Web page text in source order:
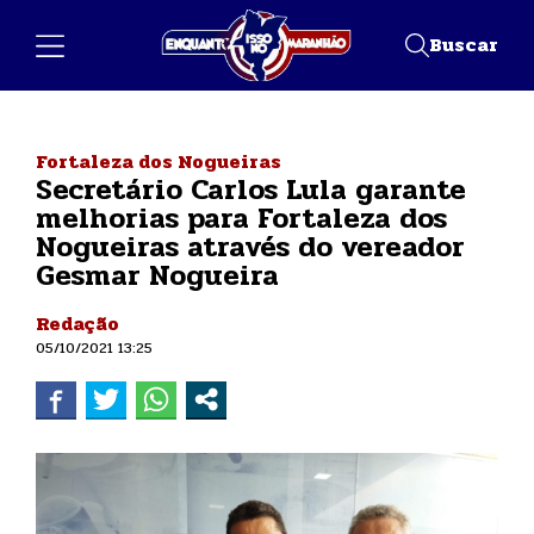
Buscar
Fortaleza dos Nogueiras
Secretário Carlos Lula garante
melhorias para Fortaleza dos
Nogueiras através do vereador
Gesmar Nogueira
Redação
05/10/2021 13:25